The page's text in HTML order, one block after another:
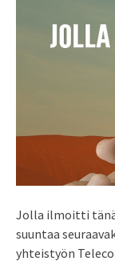
Jolla ilmoitti
suuntaa
yhteistyön